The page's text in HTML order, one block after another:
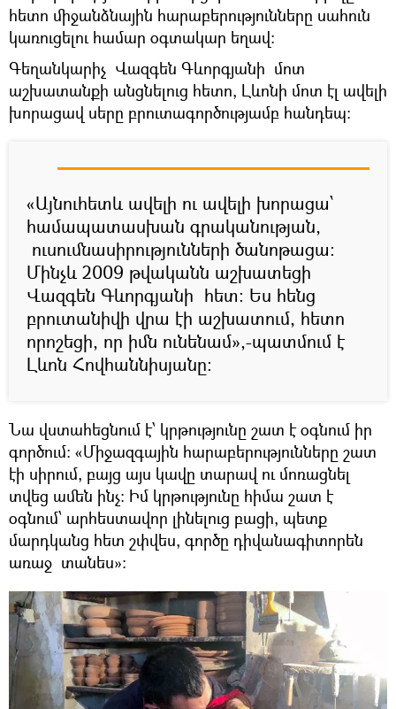
հետո միջանձնային հարաբերությունները սահուն
կառուցելու համար օգտակար եղավ:
Գեղանկարիչ Վազգեն Գևորգյանի մոտ
աշխատանքի անցնելուց հետո, Լևոնի մոտ էլ ավելի
խորացավ սերը բրուտագործությամբ հանդեպ:
«Այնուհետև ավելի ու ավելի խորացա՝
համապատասխան գրականության,
ուսումնասիրությունների ծանոթացա:
Մինչև 2009 թվականն աշխատեցի
Վազգեն Գևորգյանի հետ: Ես հենց
բրուտանիվի վրա էի աշխատում, հետո
որոշեցի, որ իմն ունենամ»,-պատմում է
Լևոն Հովհաննիսյանը:
Նա վստահեցնում է՝ կրթությունը շատ է օգնում իր
գործում: «Միջազգային հարաբերությունները շատ
էի սիրում, բայց այս կավը տարավ ու մոռացնել
տվեց ամեն ինչ: Իմ կրթությունը հիմա շատ է
օգնում՝ արհեստավոր լինելուց բացի, պետք
մարդկանց հետ շփվես, գործը դիվանագիտորեն
առաջ տանես»: